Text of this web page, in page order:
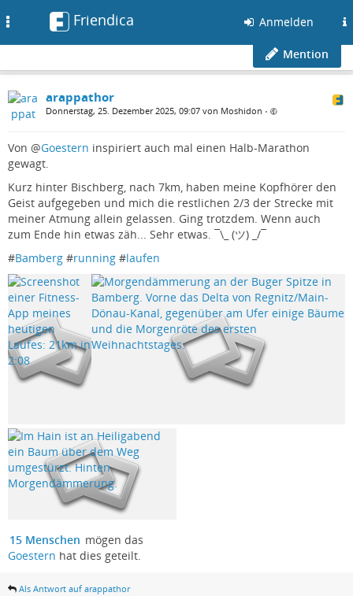
Friendica Anmelden
Mention
arappathor
Donnerstag, 25. Dezember 2025, 09:07 von Moshidon •
Von @Goestern inspiriert auch mal einen Halb-Marathon
gewagt.
Kurz hinter Bischberg, nach 7km, haben meine Kopfhörer den
Geist aufgegeben und mich die restlichen 2/3 der Strecke mit
meiner Atmung allein gelassen. Ging trotzdem. Wenn auch
zum Ende hin etwas zäh... Sehr etwas. ¯\_ (ツ) _/¯
#Bamberg #running #laufen
15 Menschen mögen das
Goestern hat dies geteilt.
Als Antwort auf arappathor